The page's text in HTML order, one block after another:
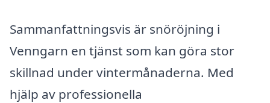
Sammanfattningsvis är snöröjning i
Venngarn en tjänst som kan göra stor
skillnad under vintermånaderna. Med
hjälp av professionella